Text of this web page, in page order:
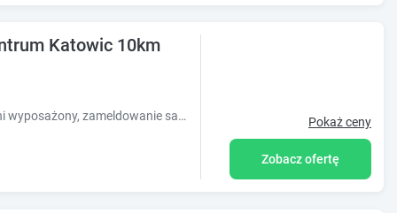
Katowic 10km
Apartament Czeladź- komfortowy w pełni wyposażony, zameldowanie samoobsługowe. Pokaż ceny
Zobacz ofertę